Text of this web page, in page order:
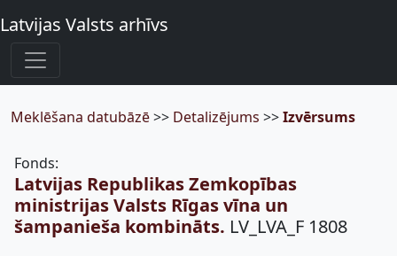
Latvijas Valsts arhīvs
Meklēšana datubāzē>> Detalizējums >>Izvērsums
Fonds:
Latvijas Republikas Zemkopības
ministrijas Valsts Rīgas vīna un
šampanieša kombināts. LV_LVA_F 1808